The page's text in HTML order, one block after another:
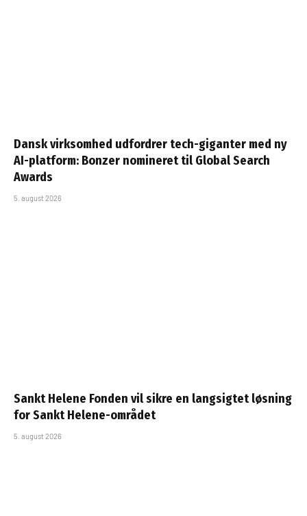
Dansk virksomhed udfordrer tech-giganter med ny
AI-platform: Bonzer nomineret til Global Search
Awards
5. august 2026
Sankt Helene Fonden vil sikre en langsigtet løsning
for Sankt Helene-området
5. august 2026